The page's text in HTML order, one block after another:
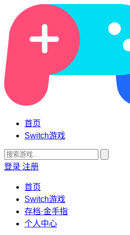
首页
Switch游戏
登录 注册
首页
Switch游戏
存档·金手指
个人中心